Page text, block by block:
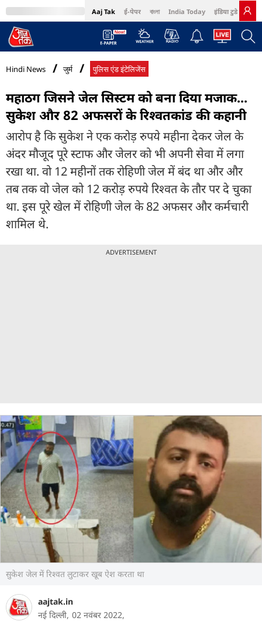
Aaj Tak ई-पेपर বাংলা India Today इंडिया टुडे हिंदी
MumbaiTak Cosmopolitan Harper's Bazaar Northeast
Hindi News जुर्म पुलिस एंड इंटेलिजेंस
महाठग जिसने जेल सिस्टम को बना दिया मजाक...
सुकेश और 82 अफसरों के रिश्वतकांड की कहानी
आरोप है कि सुकेश ने एक करोड़ रुपये महीना देकर जेल के
अंदर मौजूद पूरे स्टाफ और जेलर को भी अपनी सेवा में लगा
रखा था. वो 12 महीनों तक रोहिणी जेल में बंद था और और
तब तक वो जेल को 12 करोड़ रुपये रिश्वत के तौर पर दे चुका
था. इस पूरे खेल में रोहिणी जेल के 82 अफसर और कर्मचारी
शामिल थे.
ADVERTISEMENT
सुकेश जेल में रिश्वत लुटाकर खूब ऐश करता था
aajtak.in
नई दिल्ली, 02 नवंबर 2022,